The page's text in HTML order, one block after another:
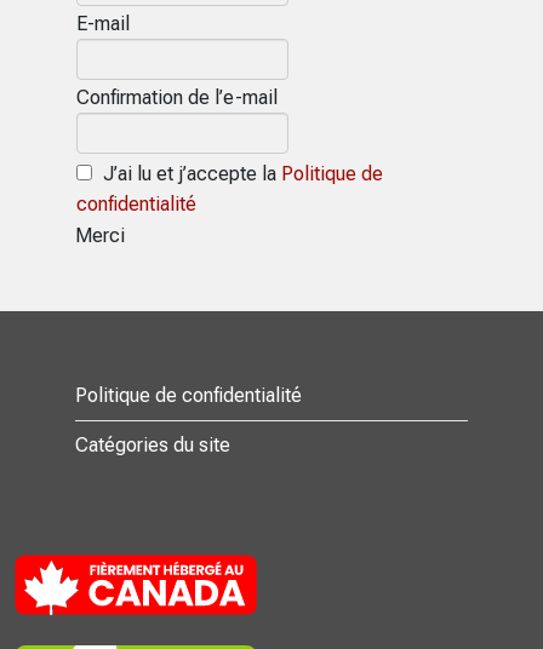
E-mail
Confirmation de l’e-mail
J’ai lu et j’accepte la Politique de
confidentialité
Merci
Politique de confidentialité
Catégories du site